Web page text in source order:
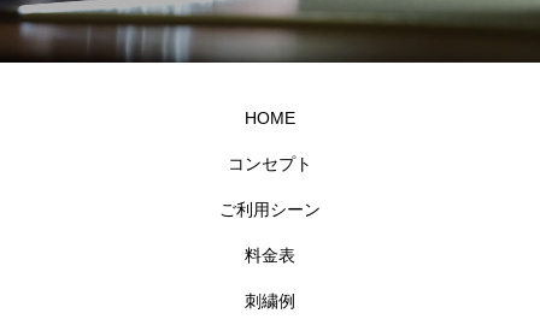
HOME
コンセプト
ご利用シーン
料金表
刺繍例